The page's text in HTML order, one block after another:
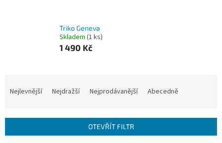
Triko Geneva
Skladem (1 ks)
1 490 Kč
í
Nejlevnější Nejdražší Nejprodávanější Abecedně
OTEVŘÍT FILTR